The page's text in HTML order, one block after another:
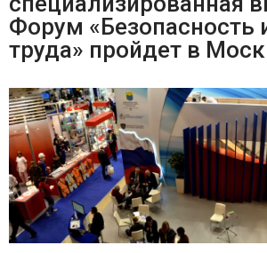
Форум «Безопасность
труда» пройдет в